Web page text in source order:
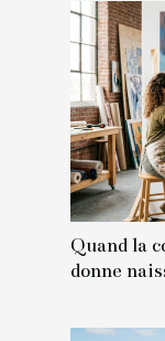
Quand la
donne